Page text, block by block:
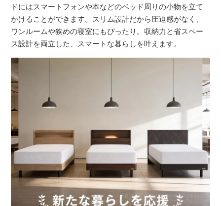
ドにはスマートフォンや本などのベッド周りの小物を立て
かけることができます。スリム設計だから圧迫感がなく、
ワンルームや狭めの寝室にもぴったり。収納力と省スペー
ス設計を両立した、スマートな暮らしを叶えます。